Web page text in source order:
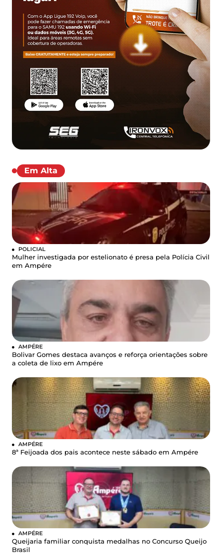
Em Alta
POLICIAL
Mulher investigada por estelionato é presa pela Polícia Civil
em Ampére
AMPÉRE
Bolivar Gomes destaca avanços e reforça orientações sobre
a coleta de lixo em Ampére
AMPÉRE
8ª Feijoada dos pais acontece neste sábado em Ampére
AMPÉRE
Queijaria familiar conquista medalhas no Concurso Queijo
Brasil